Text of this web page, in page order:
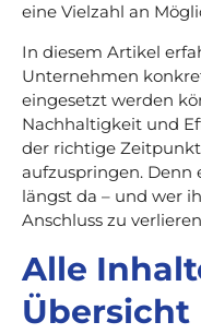
eine Vielzahl an
In diesem Artikel
Unternehmen
eingesetzt werden
Nachhaltigkeit und
der richtige
aufzuspringen. Denn
längst da – und wer
Anschluss zu
Alle
Übersicht